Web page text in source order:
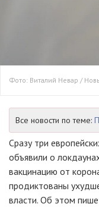
Фото: Виталий Невар /
Все новости по теме:
Сразу три
объявили о
вакцинацию от
продиктованы
власти. Об этом